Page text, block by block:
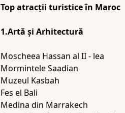
Top atracţii turistice în Maroc
1.Artă şi Arhitectură
Moscheea Hassan al II - lea
Mormintele Saadian
Muzeul Kasbah
Fes el Bali
Medina din Marrakech